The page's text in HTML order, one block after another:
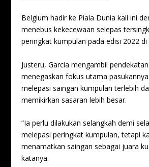
Belgium hadir ke Piala Dunia kali ini
menebus kekecewaan selepas
peringkat kumpulan pada edisi 2022 di
Justeru, Garcia mengambil
menegaskan fokus utama
melepasi saingan kumpulan terlebih
memikirkan sasaran lebih besar.
“Ia perlu dilakukan selangkah demi
melepasi peringkat kumpulan, tetapi
menamatkan saingan sebagai juara
katanya.